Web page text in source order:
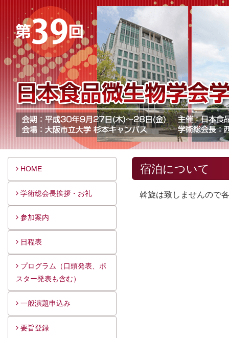
宿泊について
斡旋は致しませんので
HOME
学術総会長挨拶・お礼
参加案内
日程表
プログラム（口頭発表、ポ
スター発表も含む）
一般演題申込み
要旨登録